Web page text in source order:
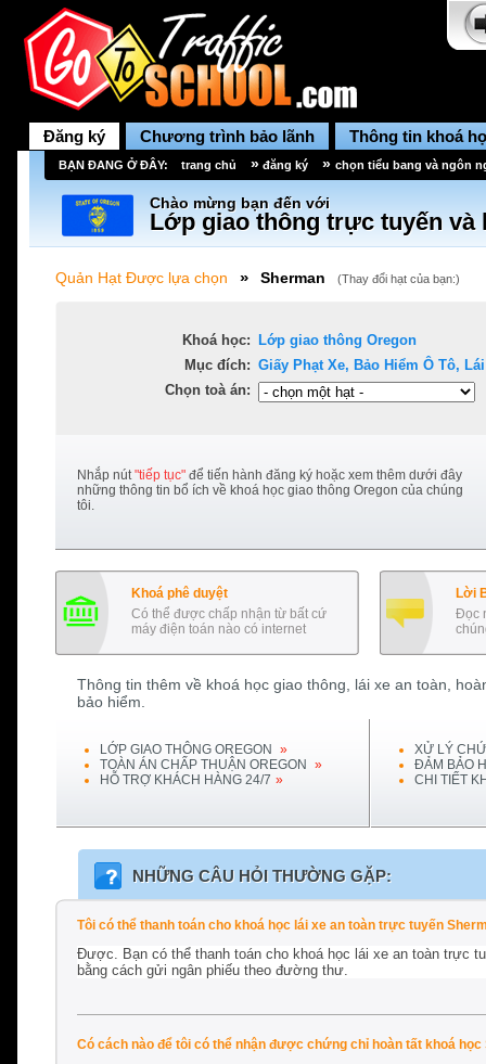
Đăng ký Chương trình bảo lãnh Thông tin khoá
BẠN ĐANG Ở ĐÂY: trang chủ » đăng ký » chọn tiểu bang và ngôn
Chào mừng bạn đến với
Lớp giao thông trực tuyến và
Quản Hạt Được lựa chọn » Sherman (Thay đổi hạt của bạn:)
Khoá học:
Mục đích:
Chọn toà án:
Lớp giao thông Oregon
Giấy Phạt Xe, Bảo Hiểm Ô Tô,
Nhắp nút"tiếp tục" để tiến hành đăng ký hoặc xem thêm dưới đây
những thông tin bổ ích về khoá học giao thông Oregon của chúng
tôi.
Khoá phê duyệt
Có thể được chấp nhận từ bất cứ
máy điện toán nào có internet
Lời
Đọc
Thông tin thêm về khoá học giao thông, lái xe an toàn,
bảo hiểm.
LỚP GIAO THÔNG OREGON
»
TOÀN ÁN CHẤP THUẬN OREGON
»
HỖ TRỢ KHÁCH HÀNG 24/7 »
XỬ LÝ
ĐẢM BẢO
CHI TIẾT
NHỮNG CÂU HỎI THƯỜNG GẶP:
Tôi có thể thanh toán cho khoá học lái xe an toàn trực tuyến
Được. Bạn có thể thanh toán cho khoá học lái xe an toàn trực
bằng cách gửi ngân phiếu theo đường thư.
Có cách nào để tôi có thể nhận được chứng chỉ hoàn tất khoá